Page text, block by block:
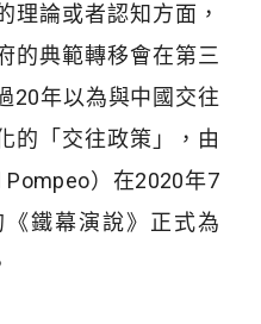
理論或者認知方面，
的典範轉移會在第三
20年以為與中國交往
的「交往政策」，由
Pompeo）在2020年7
鐵幕演說》正式為